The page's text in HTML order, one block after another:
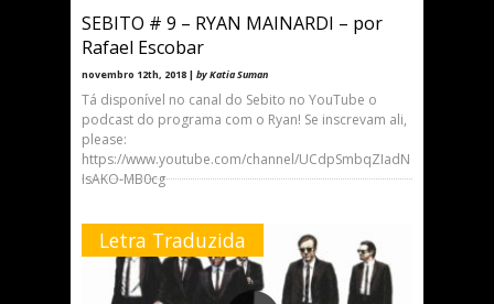
SEBITO # 9 – RYAN MAINARDI – por
Rafael Escobar
novembro 12th, 2018 | by Katia Suman
Tá disponível no canal do Sebito no YouTube o
podcast do programa com o Ryan! Se inscrevam ali,
please:
https://www.youtube.com/channel/UCdpSmbqZIadN
IsAKO-MB0cg
Letra Traduzida